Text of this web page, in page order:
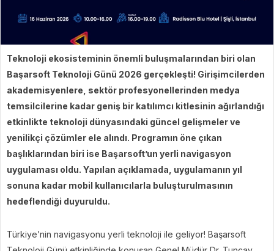
Teknoloji ekosisteminin önemli buluşmalarından biri olan
Başarsoft Teknoloji Günü 2026 gerçekleşti! Girişimcilerden
akademisyenlere, sektör profesyonellerinden medya
temsilcilerine kadar geniş bir katılımcı kitlesinin ağırlandığı
etkinlikte teknoloji dünyasındaki güncel gelişmeler ve
yenilikçi çözümler ele alındı. Programın öne çıkan
başlıklarından biri ise Başarsoft’un yerli navigasyon
uygulaması oldu. Yapılan açıklamada, uygulamanın yıl
sonuna kadar mobil kullanıcılarla buluşturulmasının
hedeflendiği duyuruldu.
Türkiye’nin navigasyonu yerli teknoloji ile geliyor! Başarsoft